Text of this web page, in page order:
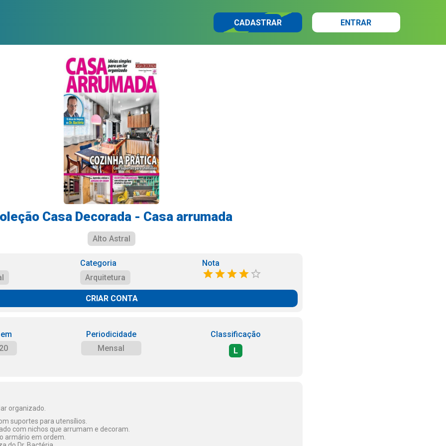
CADASTRAR ENTRAR
Casa Decorada - Casa arrumada
Alto Astral
Categoria
Arquitetura
Nota
CRIAR CONTA
Periodicidade
Mensal
Classificação
L
organizado.
suportes para utensílios.
com nichos que arrumam e decoram.
armário em ordem.